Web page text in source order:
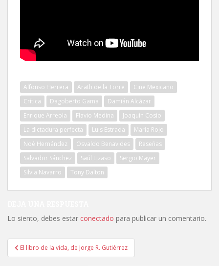
Alfonso Herrera Arath de la Torre
Cine Mexicano
Crítica
Dagoberto Gama
Damián Alcázar
Enrique Arreola
Flavio Medina
Joaquín Cosío
La dictadura perfecta
Luis Estrada
María Rojo
Noé Hernández
Osvaldo Benavides
Reseñas
Salvador Sánchez
Saúl Lizaso
Sergio Mayer
Silvia Navarro
Tony Dalton
Lo siento, debes estar conectado para publicar un comentario.
Navegación
de
El libro de la vida, de Jorge R. Gutiérrez